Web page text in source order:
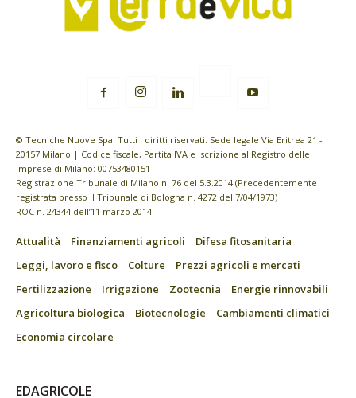
© Tecniche Nuove Spa. Tutti i diritti riservati. Sede legale Via Eritrea 21 -
20157 Milano | Codice fiscale, Partita IVA e Iscrizione al Registro delle
imprese di Milano: 00753480151
Registrazione Tribunale di Milano n. 76 del 5.3.2014 (Precedentemente
registrata presso il Tribunale di Bologna n. 4272 del 7/04/1973)
ROC n. 24344 dell’11 marzo 2014
Attualità Finanziamenti agricoli
Difesa fitosanitaria
Leggi, lavoro e fisco
Colture
Prezzi agricoli e mercati
Fertilizzazione
Irrigazione Zootecnia
Energie rinnovabili
Agricoltura biologica
Biotecnologie
Cambiamenti climatici
Economia circolare
EDAGRICOLE